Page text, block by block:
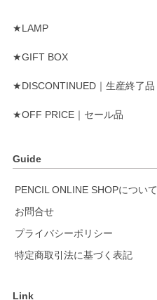
★LAMP
★GIFT BOX
★DISCONTINUED｜生産終了品
★OFF PRICE｜セール品
Guide
PENCIL ONLINE SHOPについて
お問合せ
プライバシーポリシー
特定商取引法に基づく表記
Link